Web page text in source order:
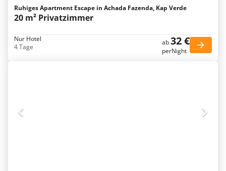
Ruhiges Apartment Escape in Achada Fazenda, Kap Verde
20 m² Privatzimmer
Nur Hotel
4 Tage
ab32 €
perNight